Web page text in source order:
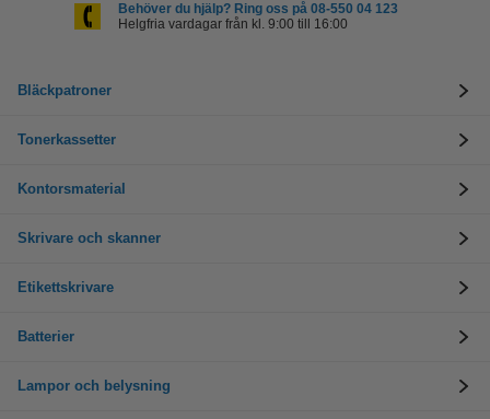
Behöver du hjälp? Ring oss på 08-550 04 123
Helgfria vardagar från kl. 9:00 till 16:00
Bläckpatroner
Tonerkassetter
Kontorsmaterial
Skrivare och skanner
Etikettskrivare
Batterier
Lampor och belysning